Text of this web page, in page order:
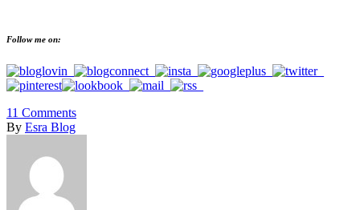
Follow me on:
11 Comments
By Esra Blog